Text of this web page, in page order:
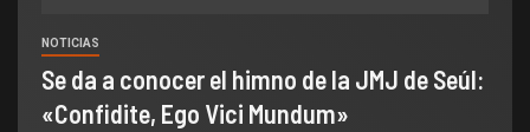
NOTICIAS
Se da a conocer el himno de la JMJ de Seúl:
«Confidite, Ego Vici Mundum»